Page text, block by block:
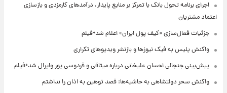
اجرای برنامه تحول بانک با تمرکز بر منابع پایدار، درآمدهای کارمزدی و بازسازی
اعتماد مشتریان
جزئیات فعال‌سازی «کیف پول ایران» اعلام شد+فیلم
واکنش پلیس به فیک نیوزها و بازنشر ویدیوهای تکراری
پیش‌بینی جنجالی احسان علیخانی درباره میثاقی و فردوسی پور وایرال شد+فیلم
واکنش سحر دولتشاهی به حاشیه‌ها: قصد توهین به اذان را نداشتم